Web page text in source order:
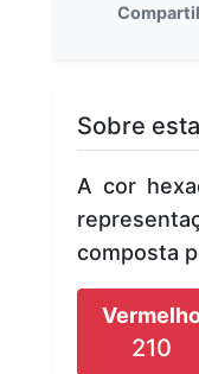
Sobre
A cor
composta
210